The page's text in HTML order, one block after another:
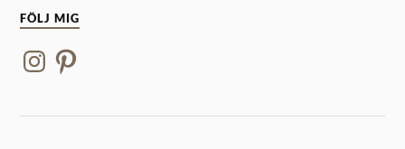
FÖLJ MIG